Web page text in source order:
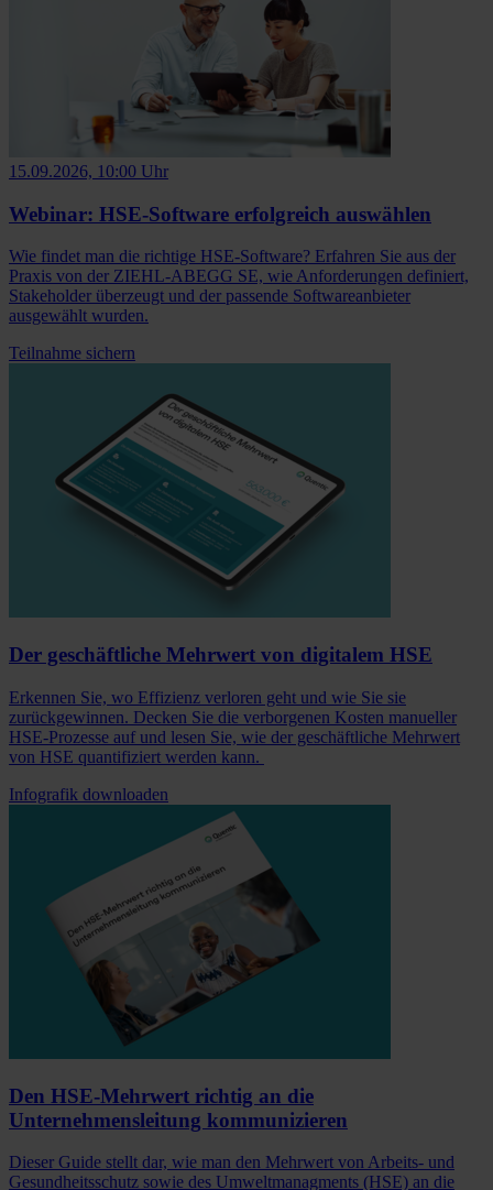
15.09.2026, 10:00 Uhr
Webinar: HSE-Software erfolgreich auswählen
Wie findet man die richtige HSE-Software? Erfahren Sie aus der
Praxis von der ZIEHL-ABEGG SE, wie Anforderungen definiert,
Stakeholder überzeugt und der passende Softwareanbieter
ausgewählt wurden.
Teilnahme sichern
Der geschäftliche Mehrwert von digitalem HSE
Erkennen Sie, wo Effizienz verloren geht und wie Sie sie
zurückgewinnen. Decken Sie die verborgenen Kosten manueller
HSE-Prozesse auf und lesen Sie, wie der geschäftliche Mehrwert
von HSE quantifiziert werden kann.
Infografik downloaden
Den HSE-Mehrwert richtig an die
Unternehmensleitung kommunizieren
Dieser Guide stellt dar, wie man den Mehrwert von Arbeits- und
Gesundheitsschutz sowie des Umweltmanagments (HSE) an die